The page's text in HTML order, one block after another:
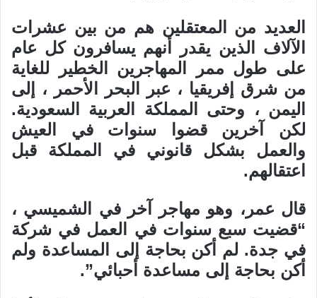
العديد من المعتقلين هم من بين عشرات
الآلاف الذين يقدر أنهم يسافرون كل عام
على طول ممر المهاجرين الخطير للغاية
من شرق إفريقيا ، عبر البحر الأحمر ، إلى
اليمن ، وحتى المملكة العربية السعودية.
لكن آخرين قضوا سنوات في العيش
والعمل بشكل قانوني في المملكة قبل
اعتقالهم.
قال عمر، وهو مهاجر آخر في الشميسي ،
“قضيت سبع سنوات في العمل في شركة
في جدة. لم أكن بحاجة إلى المساعدة ولم
أكن بحاجة إلى مساعدة أحبائي”.